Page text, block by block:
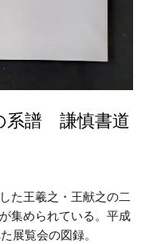
系譜 謙慎書道
た王羲之・王献之の二
集められている。平成
展覧会の図録。